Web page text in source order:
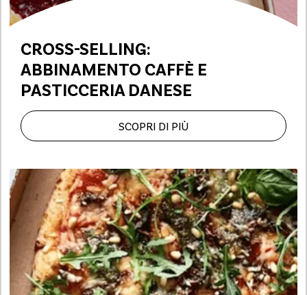
CROSS-SELLING:
ABBINAMENTO CAFFÈ E
PASTICCERIA DANESE
SCOPRI DI PIÙ